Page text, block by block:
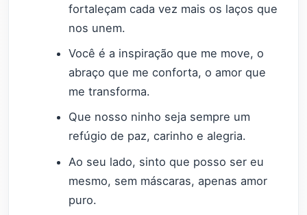
fortaleçam cada vez mais os laços que
nos unem.
Você é a inspiração que me move, o
abraço que me conforta, o amor que
me transforma.
Que nosso ninho seja sempre um
refúgio de paz, carinho e alegria.
Ao seu lado, sinto que posso ser eu
mesmo, sem máscaras, apenas amor
puro.